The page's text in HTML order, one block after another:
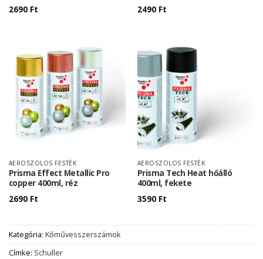
2690 Ft
2490 Ft
AEROSZOLOS FESTÉK
Prisma Effect Metallic Pro
copper 400ml, réz
2690 Ft
AEROSZOLOS FESTÉK
Prisma Tech Heat hőálló
400ml, fekete
3590 Ft
Kategória: Kőművesszerszámok
Címke: Schuller